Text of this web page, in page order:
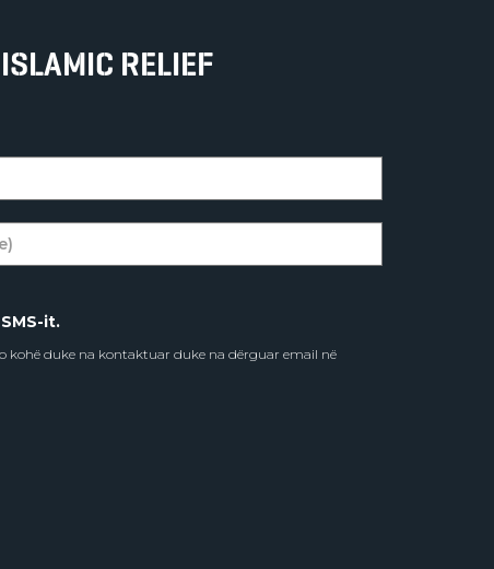
RELIEF
it.
duke na kontaktuar duke na dërguar email në